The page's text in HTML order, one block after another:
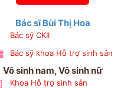
Bác sĩ Bùi Thị Hoa
Bác sỹ CKII
Bác sỹ khoa Hỗ trợ sinh sản
Vô sinh nam, Vô sinh nữ
Khoa Hỗ trợ sinh sản